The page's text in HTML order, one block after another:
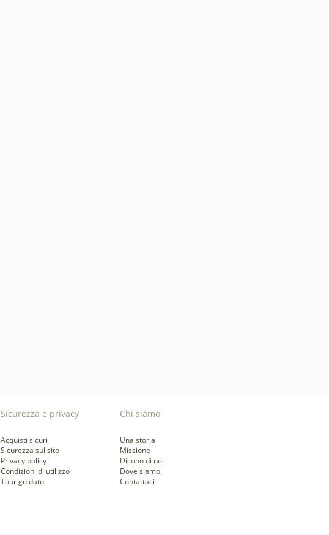
Sicurezza e privacy
Acquisti sicuri
Sicurezza sul sito
Privacy policy
Condizioni di utilizzo
Tour guidato
Chi siamo
Una storia
Missione
Dicono di noi
Dove siamo
Contattaci